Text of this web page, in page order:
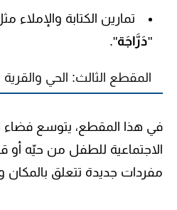
تمارين الكتابة والإملاء
"دَرَّاجَة".
المقطع الثالث: الحي والقرية
في هذا المقطع، يتوسع فضاء
الاجتماعية للطفل من حيّه أو
مفردات جديدة تتعلق بالمكان